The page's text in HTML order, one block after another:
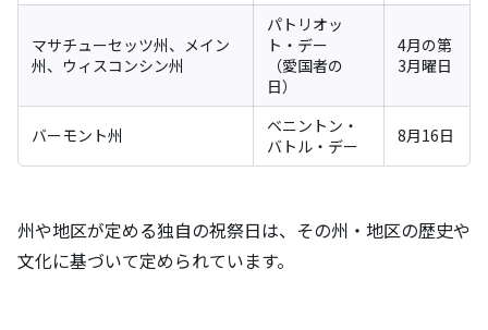
マサチューセッツ州、メイン
州、ウィスコンシン州
パトリオッ
ト・デー
（愛国者の
日）
4月の第
3月曜日
バーモント州
ベニントン・
バトル・デー
8月16日
州や地区が定める独自の祝祭日は、その州・地区の歴史や
文化に基づいて定められています。